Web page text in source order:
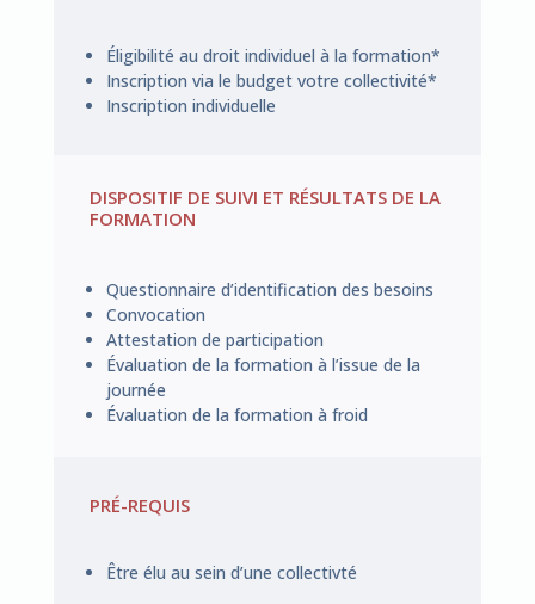
Éligibilité au droit individuel à la formation*
Inscription via le budget votre collectivité*
Inscription individuelle
DISPOSITIF DE SUIVI ET RÉSULTATS DE LA
FORMATION
Questionnaire d’identification des besoins
Convocation
Attestation de participation
Évaluation de la formation à l’issue de la
journée
Évaluation de la formation à froid
PRÉ-REQUIS
Être élu au sein d’une collectivté